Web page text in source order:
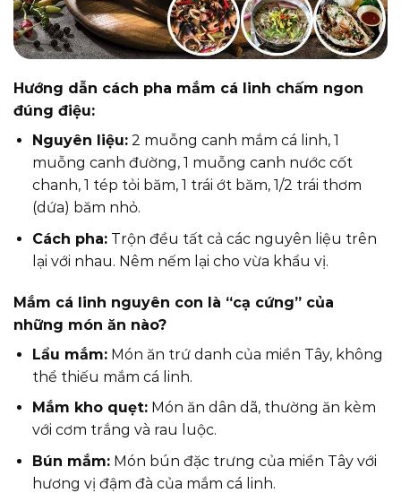
Hướng dẫn cách pha mắm cá linh chấm ngon
đúng điệu:
Nguyên liệu:2 muỗng canh mắm cá linh, 1
muỗng canh đường, 1 muỗng canh nước cốt
chanh, 1 tép tỏi băm, 1 trái ớt băm, 1/2 trái thơm
(dứa) băm nhỏ.
Cách pha:Trộn đều tất cả các nguyên liệu trên
lại với nhau. Nêm nếm lại cho vừa khẩu vị.
Mắm cá linh nguyên con là “cạ cứng” của
những món ăn nào?
Lẩu mắm:Món ăn trứ danh của miền Tây, không
thể thiếu mắm cá linh.
Mắm kho quẹt:Món ăn dân dã, thường ăn kèm
với cơm trắng và rau luộc.
Bún mắm:Món bún đặc trưng của miền Tây với
hương vị đậm đà của mắm cá linh.